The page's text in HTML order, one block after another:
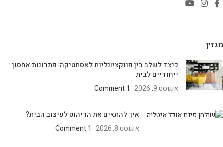
מגזין
כיצד לשלב בין פונקציונליות לאסתטיקה: פתרונות אחסון
ייחודיים לבית
אוגוסט 9, 2026
1 Comment
איך להתאים את הריהוט לעיצוב הבית?
אוגוסט 8, 2026
1 Comment